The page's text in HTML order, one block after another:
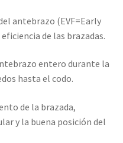
antebrazo (EVF=Early
de las brazadas.
entero durante la
hasta el codo.
de la brazada,
y la buena posición del